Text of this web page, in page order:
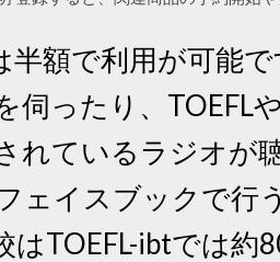
半額で利用が可能
伺ったり、TOEFL
れているラジオが
ェイスブックで行
はTOEFL-ibtでは約